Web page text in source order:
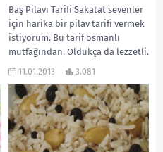
Baş Pilavı Tarifi Sakatat sevenler
için harika bir pilav tarifi vermek
istiyorum. Bu tarif osmanlı
mutfağından. Oldukça da lezzetli.
Umarım...
11.01.2013 3.081